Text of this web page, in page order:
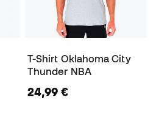
T-Shirt Oklahoma City
Thunder NBA
24,99 €